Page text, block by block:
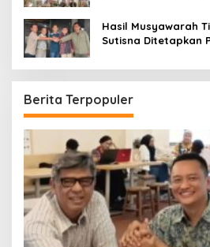
Hasil Musyawarah
Sutisna Ditetapkan
Berita Terpopuler